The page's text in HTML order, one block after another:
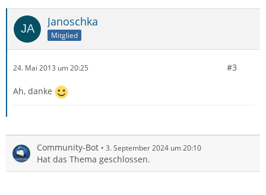
Janoschka
Mitglied
24. Mai 2013 um 20:25 #3
Ah, danke
Community-Bot 3. September 2024 um 20:10
Hat das Thema geschlossen.